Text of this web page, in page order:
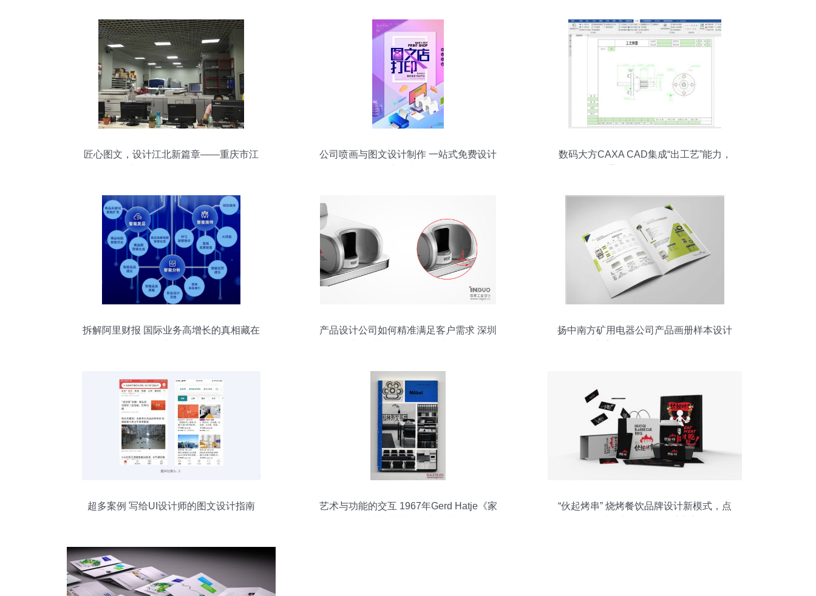
匠心图文，设计江北新篇章——重庆市江
公司喷画与图文设计制作 一站式免费设计
数码大方CAXA CAD集成“出工艺”能力，
拆解阿里财报 国际业务高增长的真相藏在
产品设计公司如何精准满足客户需求 深圳
扬中南方矿用电器公司产品画册样本设计
超多案例 写给UI设计师的图文设计指南
艺术与功能的交互 1967年Gerd Hatje《家
“伙起烤串” 烧烤餐饮品牌设计新模式，点